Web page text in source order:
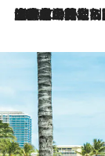
2026.7.10
NEW OPEN！【界 草津】名湯の地に誕生。趣の異なる2種の温泉と上州ならではの会席・蕎麦割烹など美食を味わう究極の癒やし旅